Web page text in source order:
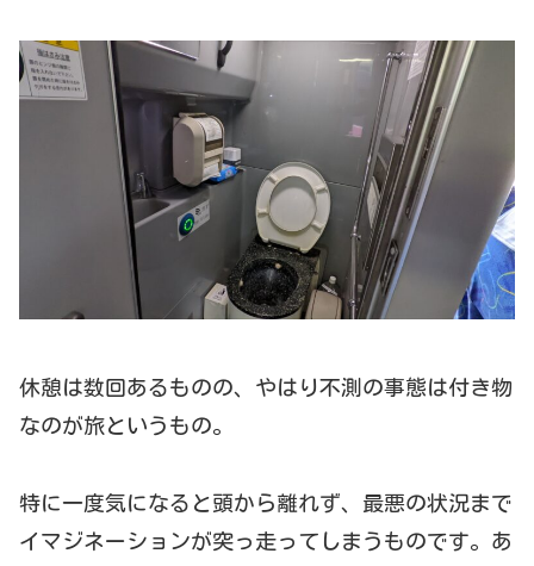
休憩は数回あるものの、やはり不測の事態は付き物
なのが旅というもの。
特に一度気になると頭から離れず、最悪の状況まで
イマジネーションが突っ走ってしまうものです。あ